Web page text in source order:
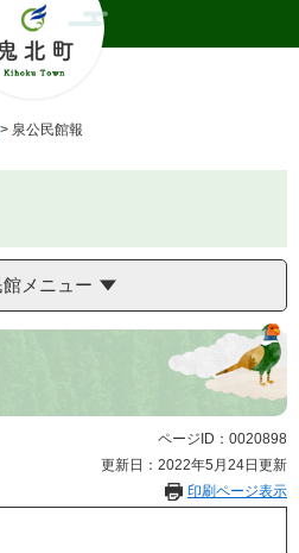
> 泉公民館報
メニュー
ページID：0020898
更新日：2022年5月24日更新
印刷ページ表示